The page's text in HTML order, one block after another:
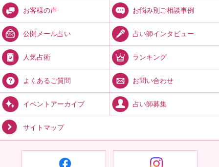
お客様の声 お悩み別ご相談事例
公開メール占い 占い師インタビュー
人気占術 ランキング
よくあるご質問 お問い合わせ
イベントアーカイブ 占い師募集
サイトマップ